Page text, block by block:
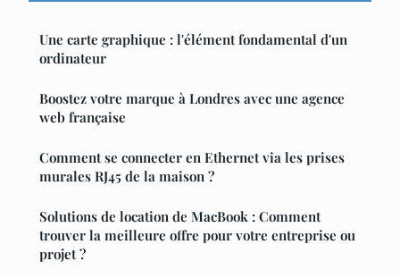
Une carte graphique : l'élément fondamental d'un
ordinateur
Boostez votre marque à Londres avec une agence
web française
Comment se connecter en Ethernet via les prises
murales RJ45 de la maison ?
Solutions de location de MacBook : Comment
trouver la meilleure offre pour votre entreprise ou
projet ?